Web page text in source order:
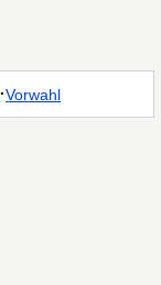
·Vorwahl